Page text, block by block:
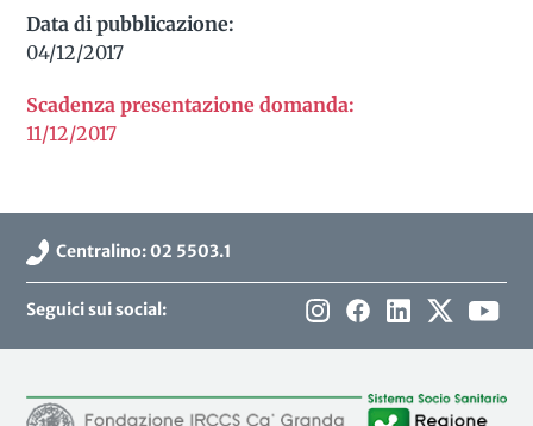
Data di pubblicazione:
04/12/2017
Scadenza presentazione domanda:
11/12/2017
Centralino: 02 5503.1
Seguici sui social: